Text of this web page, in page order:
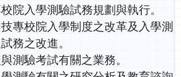
院入學測驗試務規劃與執行。
專校院入學制度之改革及入學測
務之改進。
測驗考試有關之業務。